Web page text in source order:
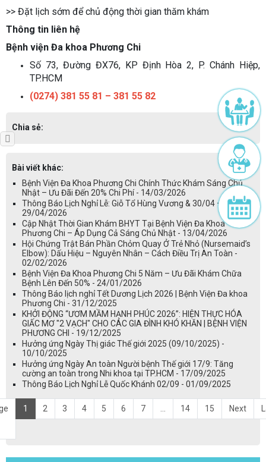
>> Đặt lịch sớm để chủ động thời gian thăm khám
Thông tin liên hệ
Bệnh viện Đa khoa Phương Chi
Số 73, Đường ĐX76, KP Định Hòa 2, P. Chánh Hiệp,
TP.HCM
(0274) 381 55 81 – 381 55 82
Chia sẻ:
Bài viết khác:
Bệnh Viện Đa Khoa Phương Chi Chính Thức Khám Sáng Chủ
Nhật – Ưu Đãi Đến 20% Chi Phí - 14/03/2026
Thông Báo Lịch Nghỉ Lễ: Giỗ Tổ Hùng Vương & 30/04 – 01/05 -
29/04/2026
Cập Nhật Thời Gian Khám BHYT Tại Bệnh Viện Đa Khoa
Phương Chi – Áp Dụng Cả Sáng Chủ Nhật - 13/04/2026
Hội Chứng Trật Bán Phần Chỏm Quay Ở Trẻ Nhỏ (Nursemaid’s
Elbow): Dấu Hiệu – Nguyên Nhân – Cách Điều Trị An Toàn -
02/02/2026
Bệnh Viện Đa Khoa Phương Chi 5 Năm – Ưu Đãi Khám Chữa
Bệnh Lên Đến 50% - 24/01/2026
Thông Báo lịch nghỉ Tết Dương Lịch 2026 | Bệnh Viện Đa khoa
Phương Chi - 31/12/2025
KHỞI ĐỘNG “ƯƠM MẦM HẠNH PHÚC 2026”: HIỆN THỰC HÓA
GIẤC MƠ "2 VẠCH" CHO CÁC GIA ĐÌNH KHÓ KHĂN | BỆNH VIỆN
PHƯƠNG CHI - 19/12/2025
Hưởng ứng Ngày Thị giác Thế giới 2025 (09/10/2025) -
10/10/2025
Hưởng ứng Ngày An toàn Người bệnh Thế giới 17/9: Tăng
cường an toàn trong Nhi khoa tại TP.HCM - 17/09/2025
Thông Báo Lịch Nghỉ Lễ Quốc Khánh 02/09 - 01/09/2025
1 2 3 4 5 6 7 14 15 Next